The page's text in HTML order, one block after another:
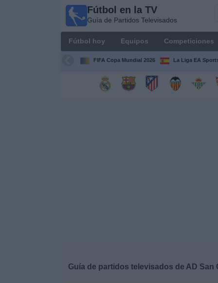
Fútbol en la TV
Guía de Partidos Televisados
Fútbol hoy Equipos Competiciones
FIFA Copa Mundial 2026 La Liga EA
Guía de partidos televisados de AD San